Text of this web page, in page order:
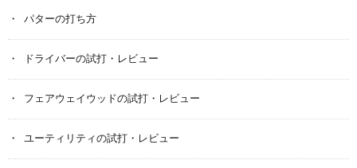
パターの打ち方
ドライバーの試打・レビュー
フェアウェイウッドの試打・レビュー
ユーティリティの試打・レビュー